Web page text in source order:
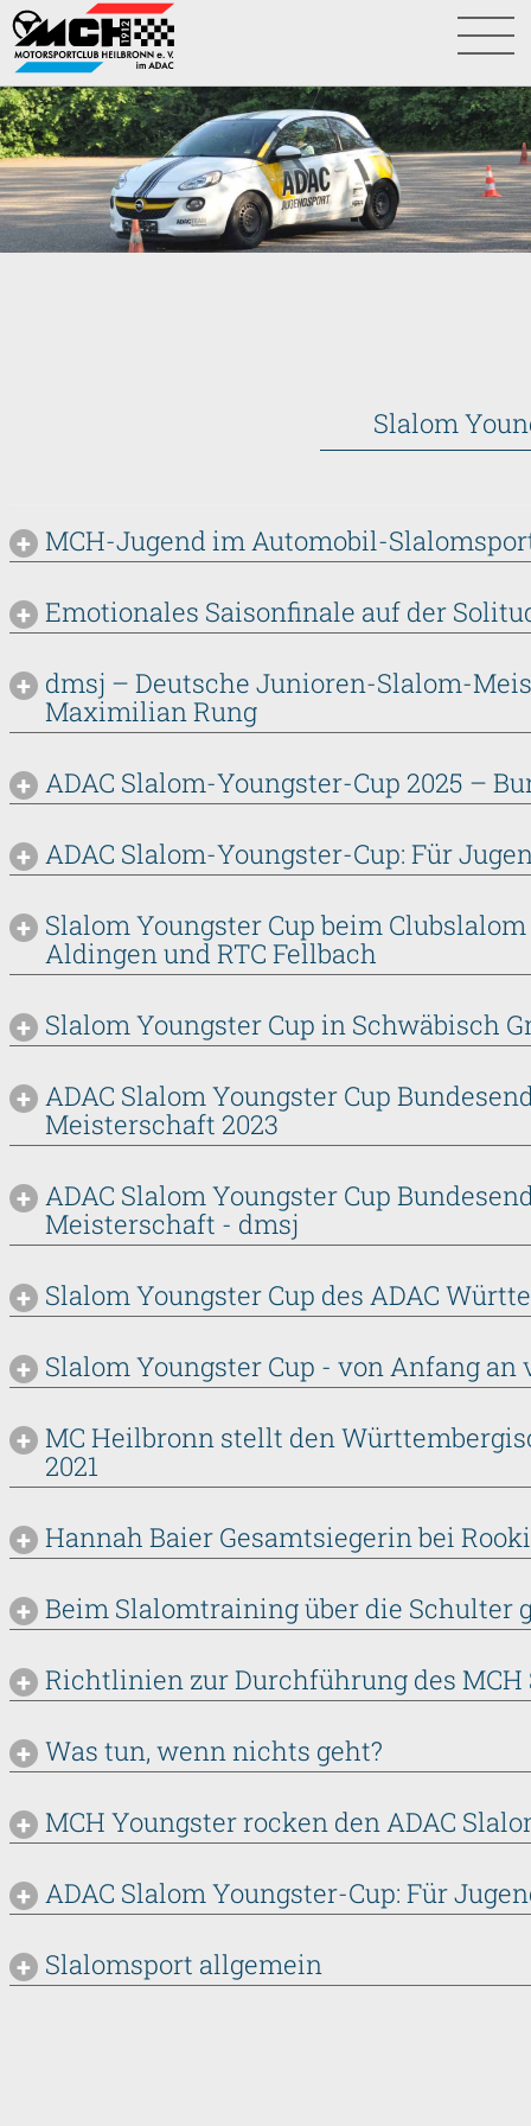
Slalom
MCH-Jugend im Automobil-
Emotionales Saisonfinale auf der
dmsj – Deutsche Junioren-Slalom-
Maximilian Rung
ADAC Slalom-Youngster-Cup 2025 –
ADAC Slalom-Youngster-Cup: Für
Slalom Youngster Cup beim
Aldingen und RTC Fellbach
Slalom Youngster Cup in Schwäbisch
ADAC Slalom Youngster Cup
Meisterschaft 2023
ADAC Slalom Youngster Cup
Meisterschaft - dmsj
Slalom Youngster Cup des ADAC
Slalom Youngster Cup - von Anfang an
MC Heilbronn stellt den
2021
Hannah Baier Gesamtsiegerin bei
Beim Slalomtraining über die Schulter
Richtlinien zur Durchführung des
Was tun, wenn nichts geht?
MCH Youngster rocken den ADAC
ADAC Slalom Youngster-Cup: Für
Slalomsport allgemein